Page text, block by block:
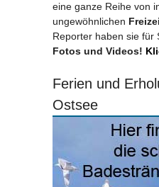
eine ganze Reihe von
ungewöhnlichen
Reporter haben sie für
Fotos und Videos!
Ferien und
Ostsee